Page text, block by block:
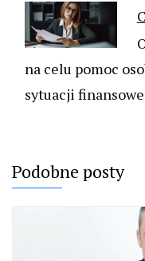
na celu pomoc
sytuacji
Podobne posty